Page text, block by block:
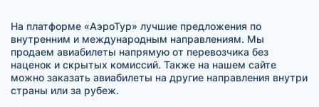
На платформе «АэроТур» лучшие предложения по
внутренним и международным направлениям. Мы
продаем авиабилеты напрямую от перевозчика без
наценок и скрытых комиссий. Также на нашем сайте
можно заказать авиабилеты на другие направления внутри
страны или за рубеж.